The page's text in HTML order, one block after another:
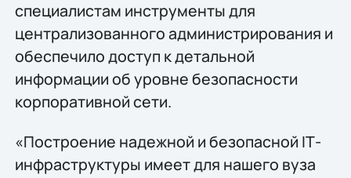
специалистам инструменты для
централизованного администрирования и
обеспечило доступ к детальной
информации об уровне безопасности
корпоративной сети.
«Построение надежной и безопасной IТ-
инфраструктуры имеет для нашего вуза